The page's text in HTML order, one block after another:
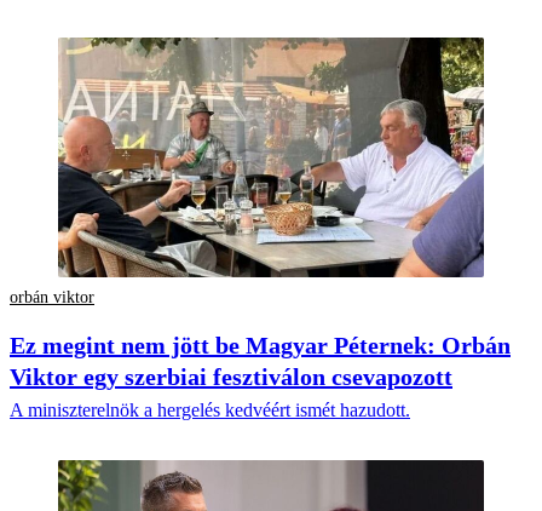
orbán viktor
Ez megint nem jött be Magyar Péternek: Orbán
Viktor egy szerbiai fesztiválon csevapozott
A miniszterelnök a hergelés kedvéért ismét hazudott.